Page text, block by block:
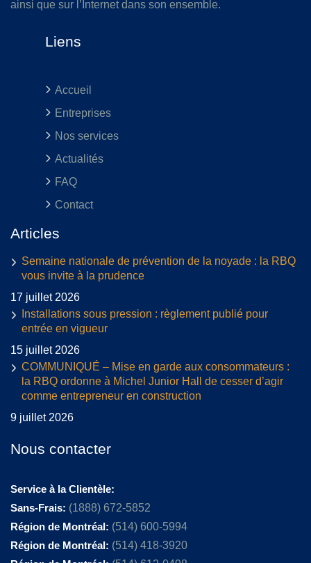
ainsi que sur l’Internet dans son ensemble.
Liens
Accueil
Entreprises
Nos services
Actualités
FAQ
Contact
Articles
Semaine nationale de prévention de la noyade : la RBQ
vous invite à la prudence
17 juillet 2026
Installations sous pression : règlement publié pour
entrée en vigueur
15 juillet 2026
COMMUNIQUÉ – Mise en garde aux consommateurs :
la RBQ ordonne à Michel Junior Hall de cesser d’agir
comme entrepreneur en construction
9 juillet 2026
Nous contacter
Service à la Clientèle:
Sans-Frais: (1888) 672-5852
Région de Montréal: (514) 600-5994
Région de Montréal: (514) 418-3920